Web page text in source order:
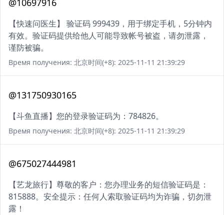
@10697916
【快速问医生】 验证码 999439，用于绑定手机，5分钟内
有效。验证码提供给他人可能导致帐号被盗，请勿泄露，
谨防被骗。
Время получения: 北京时间(+8): 2025-11-11 21:39:29
@131750930165
【斗鱼直播】您的登录验证码为：784826。
Время получения: 北京时间(+8): 2025-11-11 21:39:29
@675027444981
【艺龙旅行】尊敬的客户：您办理业务的短信验证码是：
815888。安全提示：任何人索取验证码均为诈骗，切勿泄
露！